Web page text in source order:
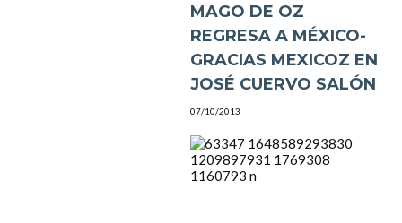
MAGO DE OZ
REGRESA A MÉXICO-
GRACIAS MEXICOZ EN
JOSÉ CUERVO SALÓN
07/10/2013